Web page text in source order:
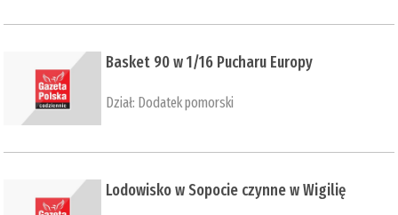
Basket 90 w 1/16 Pucharu Europy
Dział: Dodatek pomorski
​Lodowisko w Sopocie czynne w Wigilię